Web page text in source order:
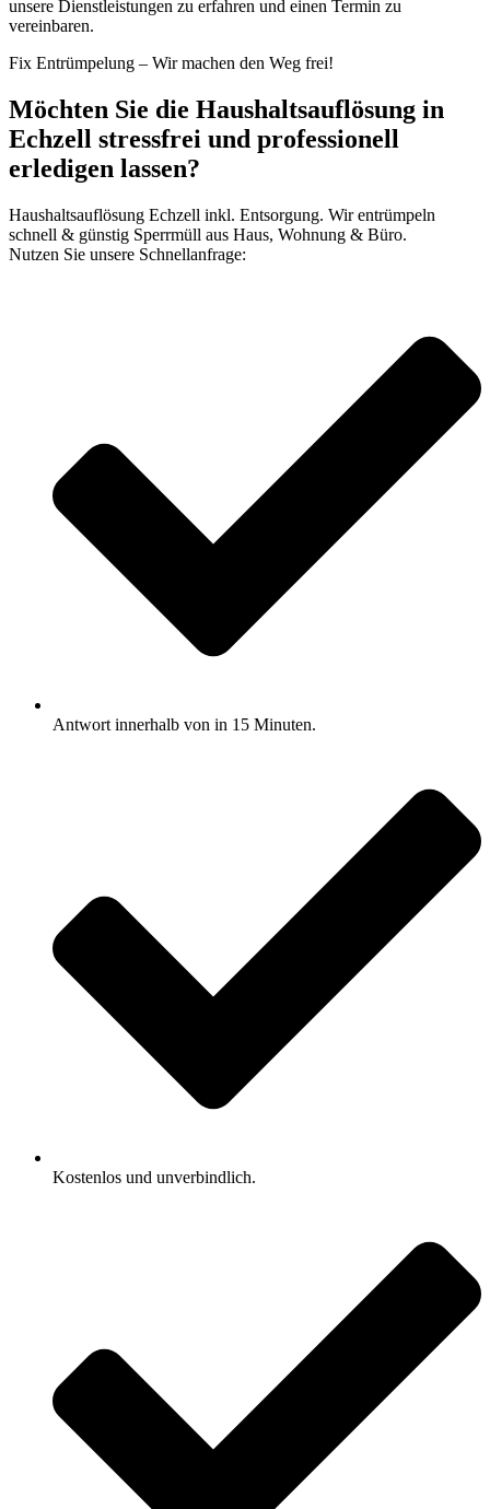
unsere Dienstleistungen zu erfahren und einen Termin zu
vereinbaren.
Fix Entrümpelung – Wir machen den Weg frei!
Möchten Sie die Haushaltsauflösung in
Echzell stressfrei und professionell
erledigen lassen?
Haushaltsauflösung Echzell inkl. Entsorgung. Wir entrümpeln
schnell & günstig Sperrmüll aus Haus, Wohnung & Büro.
Nutzen Sie unsere Schnellanfrage:
Antwort innerhalb von in 15 Minuten.
Kostenlos und unverbindlich.